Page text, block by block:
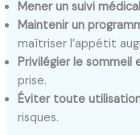
Mener un suivi
Maintenir un
maîtriser l’appétit
Privilégier le sommeil
prise.
Éviter toute
risques.